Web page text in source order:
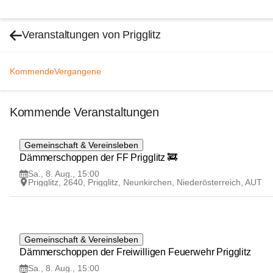
Veranstaltungen von Prigglitz
KommendeVergangene
Kommende Veranstaltungen
8
AUG
Gemeinschaft & Vereinsleben
Dämmerschoppen der FF Prigglitz 🚒
Sa., 8. Aug., 15:00
Prigglitz, 2640, Prigglitz, Neunkirchen, Niederösterreich, AUT
8
AUG
Gemeinschaft & Vereinsleben
Dämmerschoppen der Freiwilligen Feuerwehr Prigglitz
Sa., 8. Aug., 15:00